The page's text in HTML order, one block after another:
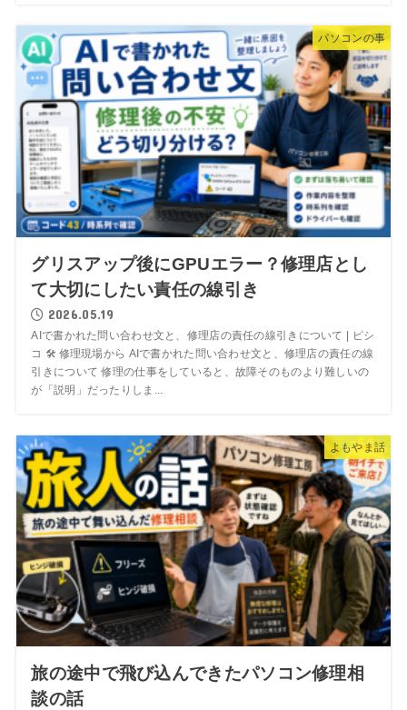
パソコンの事
グリスアップ後にGPUエラー？修理店とし
て大切にしたい責任の線引き
2026.05.19
AIで書かれた問い合わせ文と、修理店の責任の線引きについて | ピシ
コ 🛠 修理現場から AIで書かれた問い合わせ文と、修理店の責任の線
引きについて 修理の仕事をしていると、故障そのものより難しいの
が「説明」だったりしま...
よもやま話
旅の途中で飛び込んできたパソコン修理相
談の話